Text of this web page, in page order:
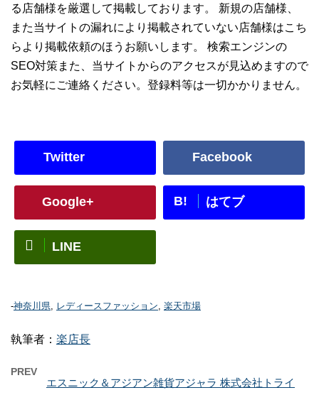
る店舗様を厳選して掲載しております。 新規の店舗様、
また当サイトの漏れにより掲載されていない店舗様はこち
らより掲載依頼のほうお願いします。 検索エンジンの
SEO対策また、当サイトからのアクセスが見込めますので
お気軽にご連絡ください。登録料等は一切かかりません。
Twitter Facebook
Google+ B! はてブ
LINE
-神奈川県, レディースファッション, 楽天市場
執筆者： 楽店長
PREV
エスニック＆アジアン雑貨アジャラ 株式会社トライ